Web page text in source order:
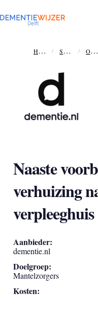
H
ome / S
ervices / O
MGAAN MET GEDRAG
Naaste
verhuizing
verpleeghuis
Aanbieder:
dementie.nl
Doelgroep:
Mantelzorgers
Kosten: